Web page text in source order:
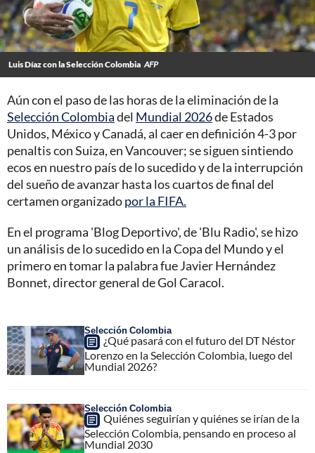
Luis Díaz con la Selección Colombia AFP
Aún con el paso de las horas de la eliminación de la
Selección Colombiadel Mundial 2026de Estados
Unidos, México y Canadá, al caer en definición 4-3 por
penaltis con Suiza, en Vancouver; se siguen sintiendo
ecos en nuestro país de lo sucedido y de la interrupción
del sueño de avanzar hasta los cuartos de final del
certamen organizadopor la FIFA.
En el programa 'Blog Deportivo', de 'Blu Radio', se hizo
un análisis de lo sucedido en la Copa del Mundo y el
primero en tomar la palabra fue Javier Hernández
Bonnet, director general de Gol Caracol.
Selección Colombia
¿Qué pasará con el futuro del DT Néstor
Lorenzo en la Selección Colombia, luego del
Mundial 2026?
Selección Colombia
Quiénes seguirían y quiénes se irían de la
Selección Colombia, pensando en proceso al
Mundial 2030